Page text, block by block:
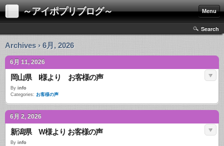
～アイポプリブログ～ Menu
Search
Archives › 6月, 2026
6月 11, 2026
岡山県 I様より お客様の声
By info
Categories: お客様の声
6月 2, 2026
新潟県 W様より お客様の声
By info